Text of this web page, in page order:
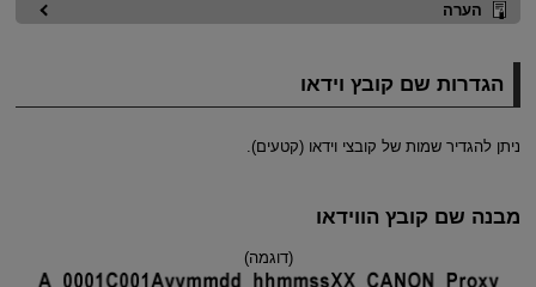
הערה
הגדרות שם קובץ וידאו
ניתן להגדיר שמות של קובצי וידאו (קטעים).
מבנה שם קובץ הווידאו
(דוגמה)